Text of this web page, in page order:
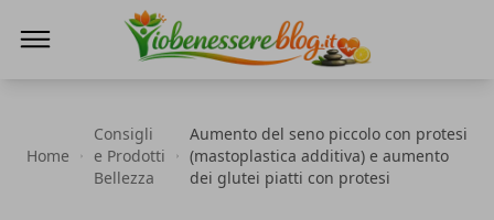
Home
Consigli
e Prodotti
Bellezza
Aumento del seno piccolo con protesi
(mastoplastica additiva) e aumento
dei glutei piatti con protesi